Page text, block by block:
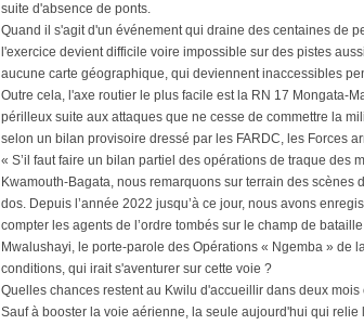
suite d'absence de ponts.
Quand il s'agit d'un événement qui draine des centaines de
l'exercice devient difficile voire impossible sur des pistes
aucune carte géographique, qui deviennent inaccessibles
Outre cela, l'axe routier le plus facile est la RN 17 Mongata-
périlleux suite aux attaques que ne cesse de commettre la
selon un bilan provisoire dressé par les FARDC, les Forces
« S’il faut faire un bilan partiel des opérations de traque des
Kwamouth-Bagata, nous remarquons sur terrain des scènes
dos. Depuis l’année 2022 jusqu’à ce jour, nous avons
compter les agents de l’ordre tombés sur le champ de
Mwalushayi, le porte-parole des Opérations « Ngemba » de
conditions, qui irait s'aventurer sur cette voie ?
Quelles chances restent au Kwilu d'accueillir dans deux
Sauf à booster la voie aérienne, la seule aujourd'hui qui